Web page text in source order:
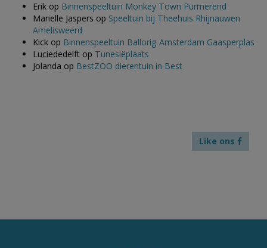
Erik op Binnenspeeltuin Monkey Town Purmerend
Marielle Jaspers op Speeltuin bij Theehuis Rhijnauwen
Amelisweerd
Kick op Binnenspeeltuin Ballorig Amsterdam Gaasperplas
Luciededelft op Tunesiëplaats
Jolanda op BestZOO dierentuin in Best
Like ons